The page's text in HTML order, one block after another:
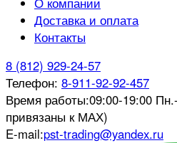
Доставка и оплата
Контакты
8 (812) 929-24-57
Телефон: 8-911-92-92-457
Время работы:09:00-19:00
привязаны к МАХ)
E-mail:pst-trading@yandex.ru